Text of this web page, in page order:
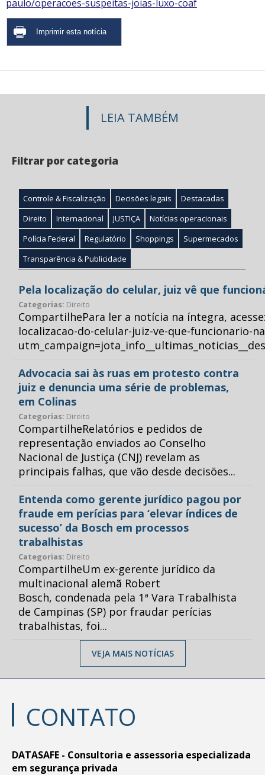
paulo/operacoes-suspeitas-joias-luxo-coaf
LEIA TAMBÉM
Filtrar por categoria
Controle & Fiscalização Decisões legais
Destacadas
Direito
Internacional JUSTIÇA
Notícias operacionais
Polícia Federal
Regulatório Shoppings
Supermecados
Transparência & Publicidade
Pela localização do celular, juiz vê que
Categorias: Direito
CompartilhePara ler a notícia na íntegra,
localizacao-do-celular-juiz-ve-que-funcionario-
Advocacia sai às ruas em protesto contra
juiz e denuncia uma série de problemas,
em Colinas
Categorias: Direito
CompartilheRelatórios e pedidos de
representação enviados ao Conselho
Nacional de Justiça (CNJ) revelam as
principais falhas, que vão desde decisões...
Entenda como gerente jurídico pagou por
fraude em perícias para ‘elevar índices de
sucesso’ da Bosch em processos
trabalhistas
Categorias: Direito
CompartilheUm ex-gerente jurídico da
multinacional alemã Robert
Bosch, condenada pela 1ª Vara Trabalhista
de Campinas (SP) por fraudar perícias
trabalhistas, foi...
VEJA MAIS NOTÍCIAS
CONTATO
DATASAFE - Consultoria e assessoria especializada
em segurança privada